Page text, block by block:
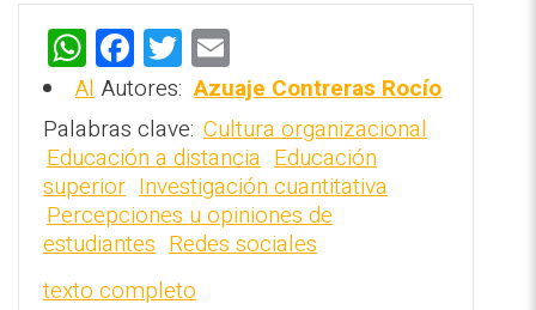
REPOSITORIO EN LÍNEA DE
CONTENIDOS ACADÉMICOS SOBRE
EDUCACIÓN Y FORMACIÓN DEL
PROFESORADO
W
h
at
s
A
p
p
F
a
ce
b
o
o
k
T
wi
tt
er
m
ai
l
Autores: Azuaje Contreras Rocío
Palabras clave: Cultura organizacional
Educación a distancia Educación
superior Investigación cuantitativa
Percepciones u opiniones de
estudiantes Redes sociales
Al
texto completo